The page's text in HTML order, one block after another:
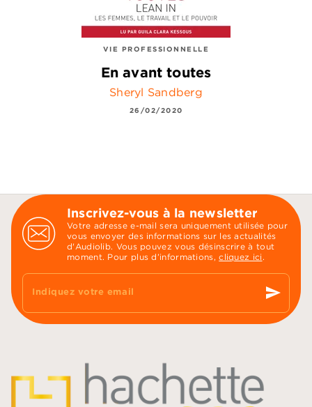
VIE PROFESSIONNELLE
En avant toutes
Sheryl Sandberg
26/02/2020
Inscrivez-vous à la newsletter
Votre adresse e-mail sera uniquement utilisée pour
vous envoyer des informations sur les actualités
d'Audiolib. Vous pouvez vous désinscrire à tout
moment. Pour plus d’informations,cliquez ici .
Indiquez votre email send